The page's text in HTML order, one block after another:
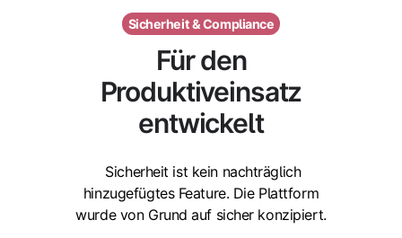
Sicherheit & Compliance
Für den
Produktiveinsatz
entwickelt
Sicherheit ist kein nachträglich
hinzugefügtes Feature. Die Plattform
wurde von Grund auf sicher konzipiert.